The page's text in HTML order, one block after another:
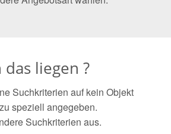
liegen ?
Suchkriterien auf kein Objekt
speziell angegeben.
Suchkriterien aus.